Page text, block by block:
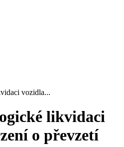
vozidla...
likvidaci
o převzetí